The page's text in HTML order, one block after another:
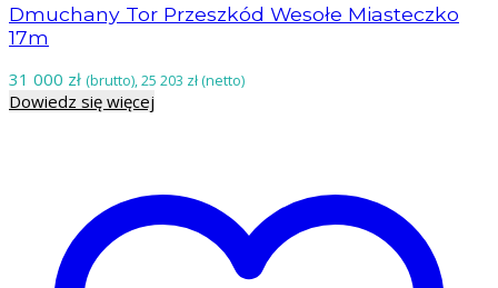
Dmuchany Tor Przeszkód Wesołe Miasteczko
17m
31 000 zł (brutto),25 203 zł (netto)
Dowiedz się więcej